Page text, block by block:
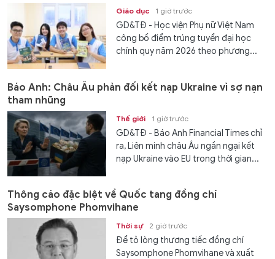
Giáo dục 1 giờ trước
GD&TĐ - Học viện Phụ nữ Việt Nam
công bố điểm trúng tuyển đại học
chính quy năm 2026 theo phương...
Báo Anh: Châu Âu phản đối kết nạp Ukraine vì sợ nạn
tham nhũng
Thế giới 1 giờ trước
GD&TĐ - Báo Anh Financial Times chỉ
ra, Liên minh châu Âu ngần ngại kết
nạp Ukraine vào EU trong thời gian...
Thông cáo đặc biệt về Quốc tang đồng chí
Saysomphone Phomvihane
Thời sự 2 giờ trước
Để tỏ lòng thương tiếc đồng chí
Saysomphone Phomvihane và xuất